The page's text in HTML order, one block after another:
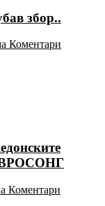
збор..
Коментари
Коментари